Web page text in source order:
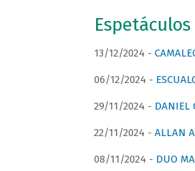
13/12/2024 -
06/12/2024 -
29/11/2024 - DANIEL
22/11/2024 - ALLAN
08/11/2024 - DUO